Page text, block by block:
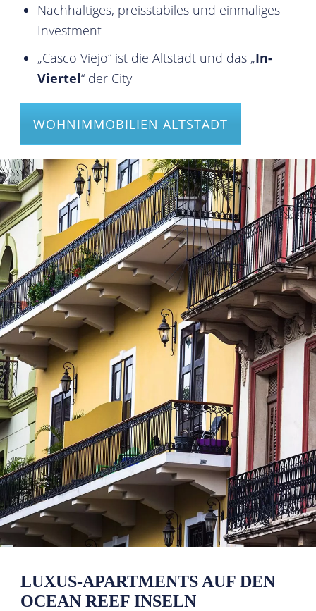
Nachhaltiges, preisstabiles und einmaliges
Investment
„Casco Viejo“ ist die Altstadt und das „In-
Viertel“ der City
WOHNIMMOBILIEN ALTSTADT
LUXUS-APARTMENTS AUF DEN
OCEAN REEF INSELN